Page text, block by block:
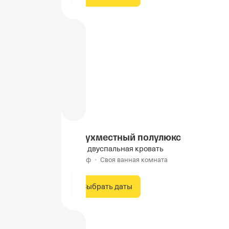
Двухместный полулюкс
1 двуспальная кровать
Сейф • Своя ванная комната
Выбрать даты